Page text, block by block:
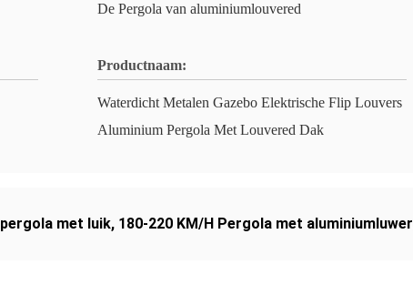
De Pergola van aluminiumlouvered
Productnaam:
Waterdicht Metalen Gazebo Elektrische Flip Louvers
Aluminium Pergola Met Louvered Dak
met luik, 180-220 KM/H Pergola met aluminiumluwer